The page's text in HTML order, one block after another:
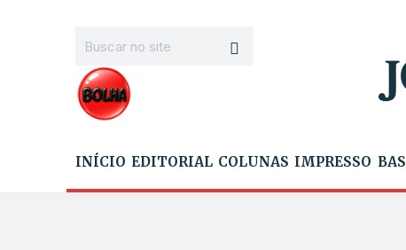
INÍCIO EDITORIAL COLUNAS IMPRESSO